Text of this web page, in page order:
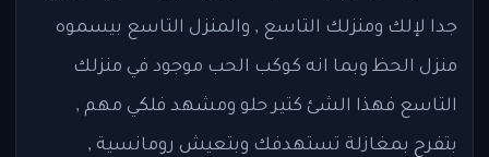
جدا لإلك ومنزلك التاسع , والمنزل التاسع بيسموه
منزل الحظ وبما انه كوكب الحب موجود في منزلك
التاسع فهذا الشئ كتير حلو ومشهد فلكي مهم ,
بتفرح بمغازلة تستهدفك وبتعيش رومانسية ,